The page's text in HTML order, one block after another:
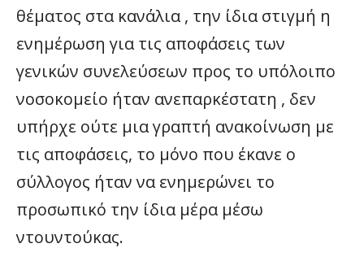
θέματος στα κανάλια , την ίδια στιγμή η
ενημέρωση για τις αποφάσεις των
γενικών συνελεύσεων προς το υπόλοιπο
νοσοκομείο ήταν ανεπαρκέστατη , δεν
υπήρχε ούτε μια γραπτή ανακοίνωση με
τις αποφάσεις, το μόνο που έκανε ο
σύλλογος ήταν να ενημερώνει το
προσωπικό την ίδια μέρα μέσω
ντουντούκας.